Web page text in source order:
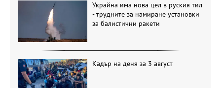
Украйна има нова цел в руския тил
- трудните за намиране установки
за балистични ракети
Кадър на деня за 3 август